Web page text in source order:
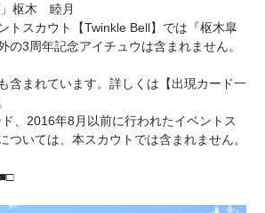
」枢木 睦月
トスカウト【Twinkle Bell】では『枢木皐
の3周年記念アイチュウは含まれません。
含まれています。詳しくは【出現カード一
、2016年8月以前に行われたイベントス
ついては、本スカウトでは含まれません。